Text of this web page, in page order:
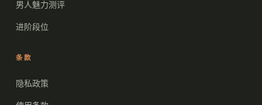
男人魅力测评
进阶段位
条款
隐私政策